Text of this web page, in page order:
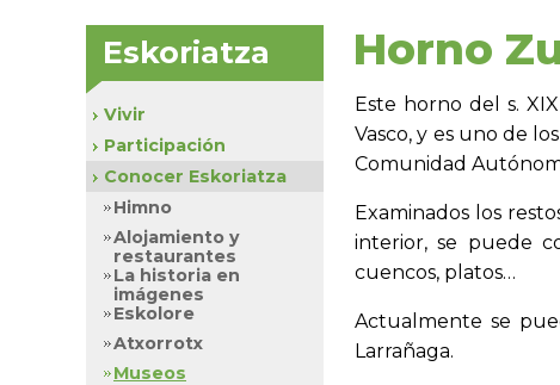
Horno
Este horno del s.
Vasco, y es uno de
Comunidad
Examinados los
interior, se puede
cuencos, platos…
Actualmente se
Larrañaga.
Eskoriatza
Vivir
Participación
Conocer Eskoriatza
Himno
Alojamiento y
restaurantes
La historia en
imágenes
Eskolore
Atxorrotx
Museos